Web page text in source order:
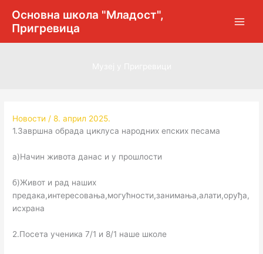
садржај
Основна школа "Младост",
Пригревица
Новости /8. април 2025.
1.Завршна обрада циклуса народних епских песама
а)Начин живота данас и у прошлости
б)Живот и рад наших
предака,интересовања,могућности,занимања,алати,оруђа,
исхрана
2.Посета ученика 7/1 и 8/1 наше школе